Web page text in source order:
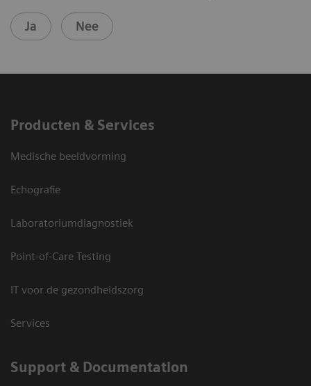
Ja Nee
Producten & Services
Medische beeldvorming
Echografie
Laboratoriumdiagnostiek
Point-of-Care Testing
IT voor de gezondheidszorg
Services
Support & Documentation